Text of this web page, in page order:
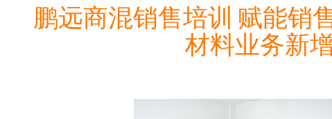
鹏远商混销售培训 赋能销
材料业务新